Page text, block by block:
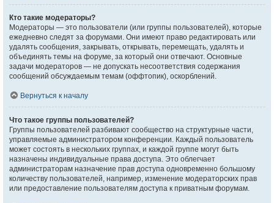
Кто такие модераторы?
Модераторы — это пользователи (или группы пользователей), которые
ежедневно следят за форумами. Они имеют право редактировать или
удалять сообщения, закрывать, открывать, перемещать, удалять и
объединять темы на форуме, за который они отвечают. Основные
задачи модераторов — не допускать несоответствия содержания
сообщений обсуждаемым темам (оффтопик), оскорблений.
Вернуться к началу
Что такое группы пользователей?
Группы пользователей разбивают сообщество на структурные части,
управляемые администратором конференции. Каждый пользователь
может состоять в нескольких группах, и каждой группе могут быть
назначены индивидуальные права доступа. Это облегчает
администраторам назначение прав доступа одновременно большому
количеству пользователей, например, изменение модераторских прав
или предоставление пользователям доступа к приватным форумам.